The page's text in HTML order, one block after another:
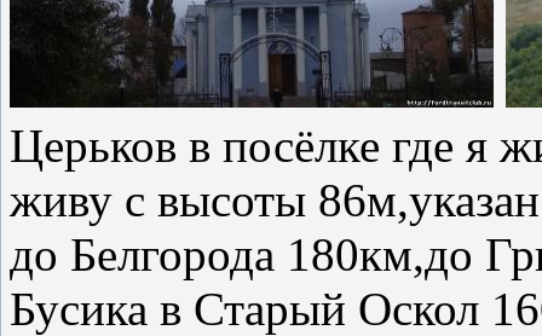
Церьков в посёлке где я
живу с высоты
до Белгорода 180км,до
Бусика в Старый Оскол